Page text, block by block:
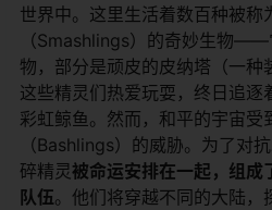
世界中。这里生活着数百种被称
（Smashlings）的奇妙生物
物，部分是顽皮的皮纳塔（一种
这些精灵们热爱玩耍，终日追逐
彩虹鲸鱼。然而，和平的宇宙受
（Bashlings）的威胁。为了对
碎精灵被命运安排在一起，组成
队伍。他们将穿越不同的大陆，